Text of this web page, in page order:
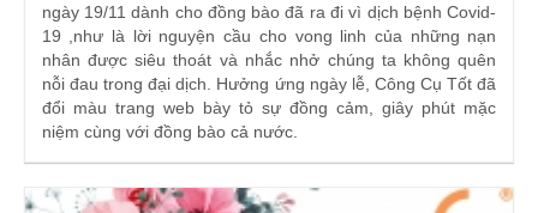
ngày 19/11 dành cho đồng bào đã ra đi vì dịch bệnh Covid-
19 ,như là lời nguyện cầu cho vong linh của những nạn
nhân được siêu thoát và nhắc nhở chúng ta không quên
nỗi đau trong đại dịch. Hưởng ứng ngày lễ, Công Cụ Tốt đã
đổi màu trang web bày tỏ sự đồng cảm, giây phút mặc
niệm cùng với đồng bào cả nước.